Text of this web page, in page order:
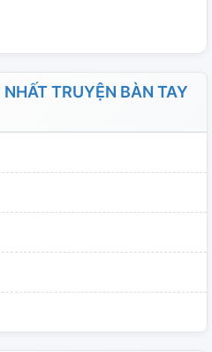
TRUYỆN BÀN TAY